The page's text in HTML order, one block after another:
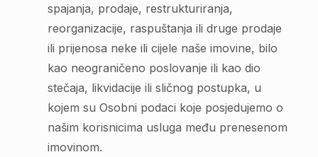
spajanja, prodaje, restrukturiranja,
reorganizacije, raspuštanja ili druge prodaje
ili prijenosa neke ili cijele naše imovine, bilo
kao neograničeno poslovanje ili kao dio
stečaja, likvidacije ili sličnog postupka, u
kojem su Osobni podaci koje posjedujemo o
našim korisnicima usluga među prenesenom
imovinom.